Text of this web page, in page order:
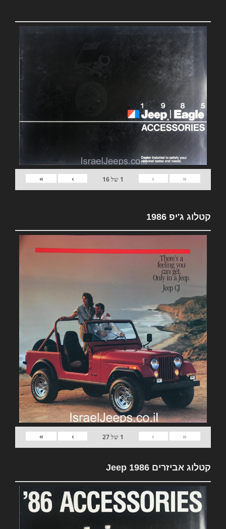
«
‹
1 של16
›
»
קטלוג ג'יפ 1986
«
‹
1 של27
›
»
קטלוג אביזרים Jeep 1986